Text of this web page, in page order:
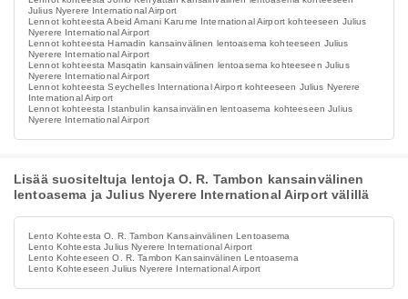
Julius Nyerere International Airport
Lennot kohteesta Abeid Amani Karume International Airport kohteeseen Julius
Nyerere International Airport
Lennot kohteesta Hamadin kansainvälinen lentoasema kohteeseen Julius
Nyerere International Airport
Lennot kohteesta Masqatin kansainvälinen lentoasema kohteeseen Julius
Nyerere International Airport
Lennot kohteesta Seychelles International Airport kohteeseen Julius Nyerere
International Airport
Lennot kohteesta Istanbulin kansainvälinen lentoasema kohteeseen Julius
Nyerere International Airport
Lisää suositeltuja lentoja O. R. Tambon kansainvälinen
lentoasema ja Julius Nyerere International Airport välillä
Lento Kohteesta O. R. Tambon Kansainvälinen Lentoasema
Lento Kohteesta Julius Nyerere International Airport
Lento Kohteeseen O. R. Tambon Kansainvälinen Lentoasema
Lento Kohteeseen Julius Nyerere International Airport